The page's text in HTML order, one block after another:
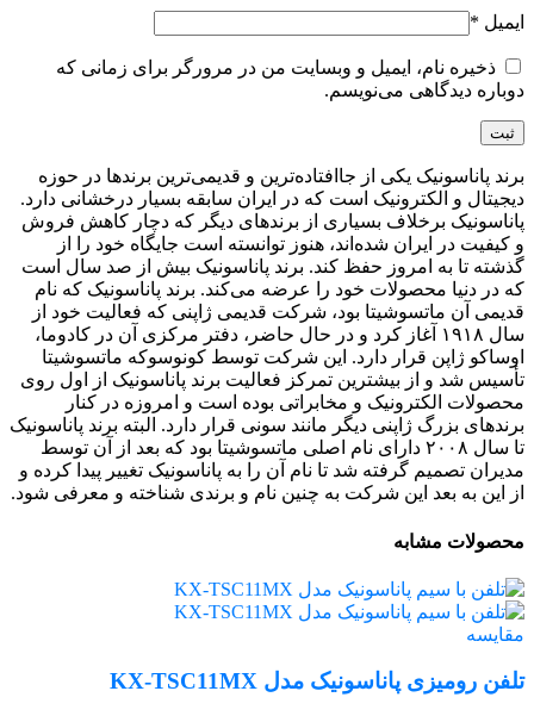
ایمیل *
ذخیره نام، ایمیل و وبسایت من در مرورگر برای زمانی که
دوباره دیدگاهی می‌نویسم.
برند پاناسونیک یکی از جاافتاده‌ترین و قدیمی‌ترین برندها در حوزه
دیجیتال و الکترونیک است که در ایران سابقه بسیار درخشانی دارد.
پاناسونیک برخلاف بسیاری از برندهای دیگر که دچار کاهش فروش
و کیفیت در ایران شده‌اند، هنوز توانسته است جایگاه خود را از
گذشته تا به امروز حفظ کند. برند پاناسونیک بیش از صد سال است
که در دنیا محصولات خود را عرضه می‌کند. برند پاناسونیک که نام
قدیمی آن ماتسوشیتا بود، شرکت قدیمی ژاپنی که فعالیت خود از
سال ۱۹۱۸ آغاز کرد و در حال حاضر، دفتر مرکزی آن در کادوما،
اوساکو ژاپن قرار دارد. این شرکت توسط کونوسوکه ماتسوشیتا
تأسیس شد و از بیشترین تمرکز فعالیت برند پاناسونیک از اول روی
محصولات الکترونیک و مخابراتی بوده است و امروزه در کنار
برندهای بزرگ ژاپنی دیگر مانند سونی قرار دارد. البته برند پاناسونیک
تا سال ۲۰۰۸ دارای نام اصلی ماتسوشیتا بود که بعد از آن توسط
مدیران تصمیم گرفته شد تا نام آن را به پاناسونیک تغییر پیدا کرده و
از این به بعد این شرکت به چنین نام و برندی شناخته و معرفی شود.
محصولات مشابه
مقایسه
تلفن رومیزی پاناسونیک مدل KX-TSC11MX